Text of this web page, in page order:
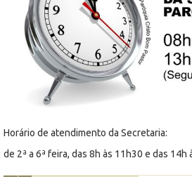
Horário de atendimento da Secretaria:
de 2ª a 6ª feira, das 8h às 11h30 e das 14h